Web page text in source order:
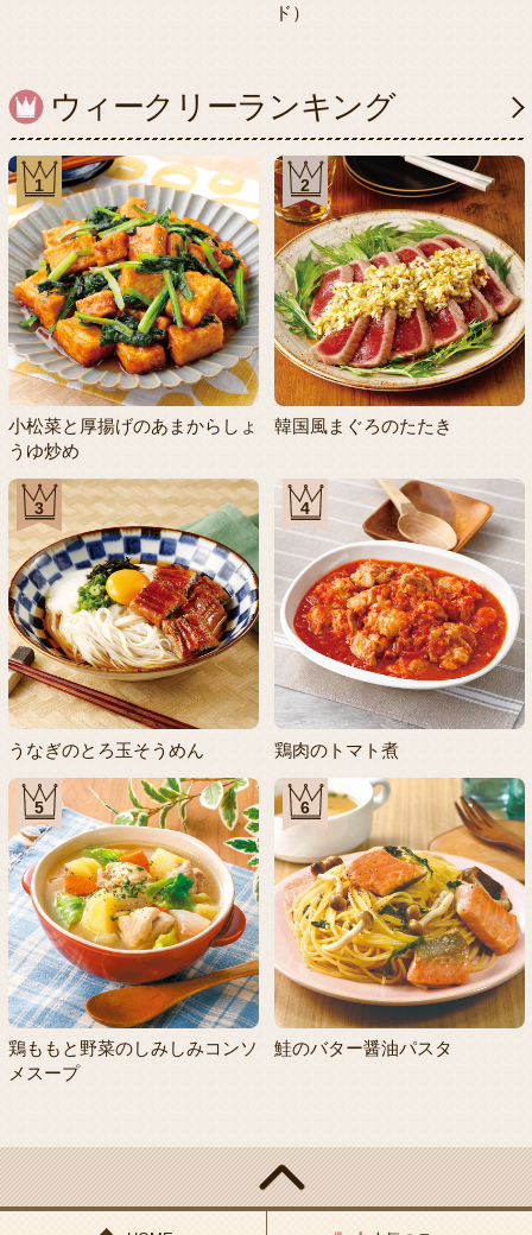
ド）
ウィークリーランキング
1
小松菜と厚揚げのあまからしょ
うゆ炒め
2
韓国風まぐろのたたき
3
うなぎのとろ玉そうめん
4
鶏肉のトマト煮
5
鶏ももと野菜のしみしみコンソ
メスープ
6
鮭のバター醤油パスタ